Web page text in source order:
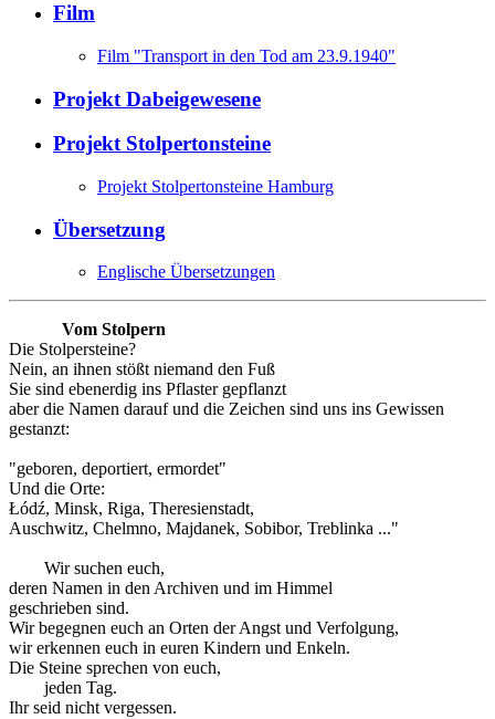
Film
Film "Transport in den Tod am 23.9.1940"
Projekt Dabeigewesene
Projekt Stolpertonsteine
Projekt Stolpertonsteine Hamburg
Übersetzung
Englische Übersetzungen
Vom Stolpern
Die Stolpersteine?
Nein, an ihnen stößt niemand den Fuß
Sie sind ebenerdig ins Pflaster gepflanzt
aber die Namen darauf und die Zeichen sind uns ins Gewissen
gestanzt:
"geboren, deportiert, ermordet"
Und die Orte:
Łódź, Minsk, Riga, Theresienstadt,
Auschwitz, Chelmno, Majdanek, Sobibor, Treblinka ..."
Wir suchen euch,
deren Namen in den Archiven und im Himmel
geschrieben sind.
Wir begegnen euch an Orten der Angst und Verfolgung,
wir erkennen euch in euren Kindern und Enkeln.
Die Steine sprechen von euch,
jeden Tag.
Ihr seid nicht vergessen.